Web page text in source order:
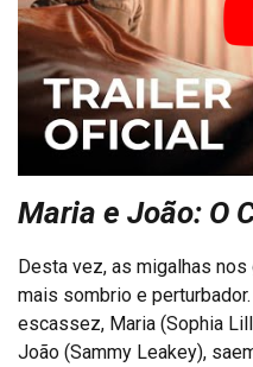
Maria e João: O
Desta vez, as migalhas
mais sombrio e
escassez, Maria (Sophia
João (Sammy Leakey),